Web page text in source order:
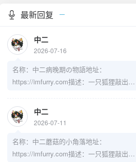
./tcp.sh
最新回复
中二
2026-07-16
名称：中二病晚期の物語地址：
https://imfurry.com描述：一只狐狸敲出的
imfurry.imfurry.com/avatar/zebwqFurryAvat
ar.png
中二
2026-07-11
名称：中二蘑菇的小角落地址：
https://imfurry.com描述：一只狐狸敲出的